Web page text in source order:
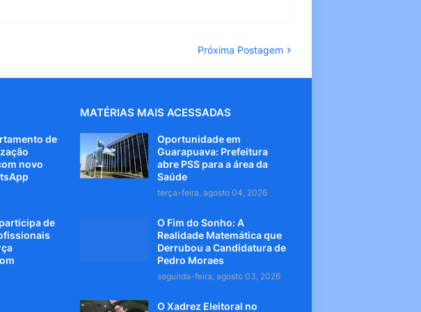
Próxima Postagem
de
novo
de
MATÉRIAS MAIS ACESSADAS
Oportunidade em
Guarapuava: Prefeitura
abre PSS para a área da
Saúde
terça-feira, agosto 04, 2026
O Fim do Sonho: A
Realidade Matemática que
Derrubou a Candidatura de
Pedro Moraes
segunda-feira, agosto 03, 2026
O Xadrez Eleitoral no